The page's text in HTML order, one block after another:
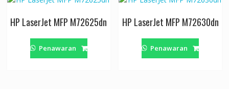
HP LaserJet MFP M72625dn
Penawaran
HP LaserJet MFP M72630dn
Penawaran